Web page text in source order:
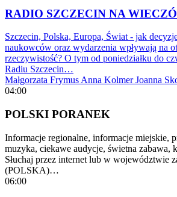
RADIO SZCZECIN NA
Szczecin, Polska, Europa, Świat - jak
naukowców oraz wydarzenia wpływają na
rzeczywistość? O tym od poniedziałku do
Radiu Szczecin…
Małgorzata Frymus Anna Kolmer Joanna
04:00
POLSKI PORANEK
Informacje regionalne, informacje miejskie,
muzyka, ciekawe audycje, świetna zabawa,
Słuchaj przez internet lub w województwie
(POLSKA)…
06:00